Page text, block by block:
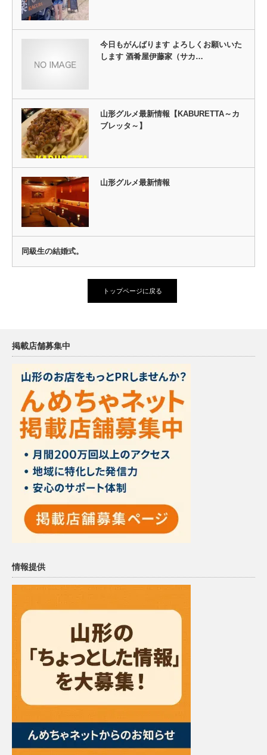
今日もがんばります よろしくお願いいた
します 酒肴屋伊藤家（サカ…
山形グルメ最新情報【KABURETTA～カ
ブレッタ～】
山形グルメ最新情報
同級生の結婚式。
トップページに戻る
掲載店舗募集中
情報提供